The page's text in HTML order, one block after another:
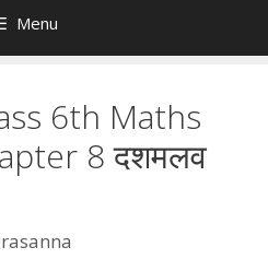
Menu
6th Maths
8 दशमलव